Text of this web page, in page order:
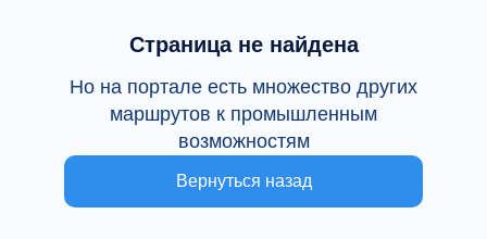
Страница не найдена
Но на портале есть множество других
маршрутов к промышленным
возможностям
Вернуться назад